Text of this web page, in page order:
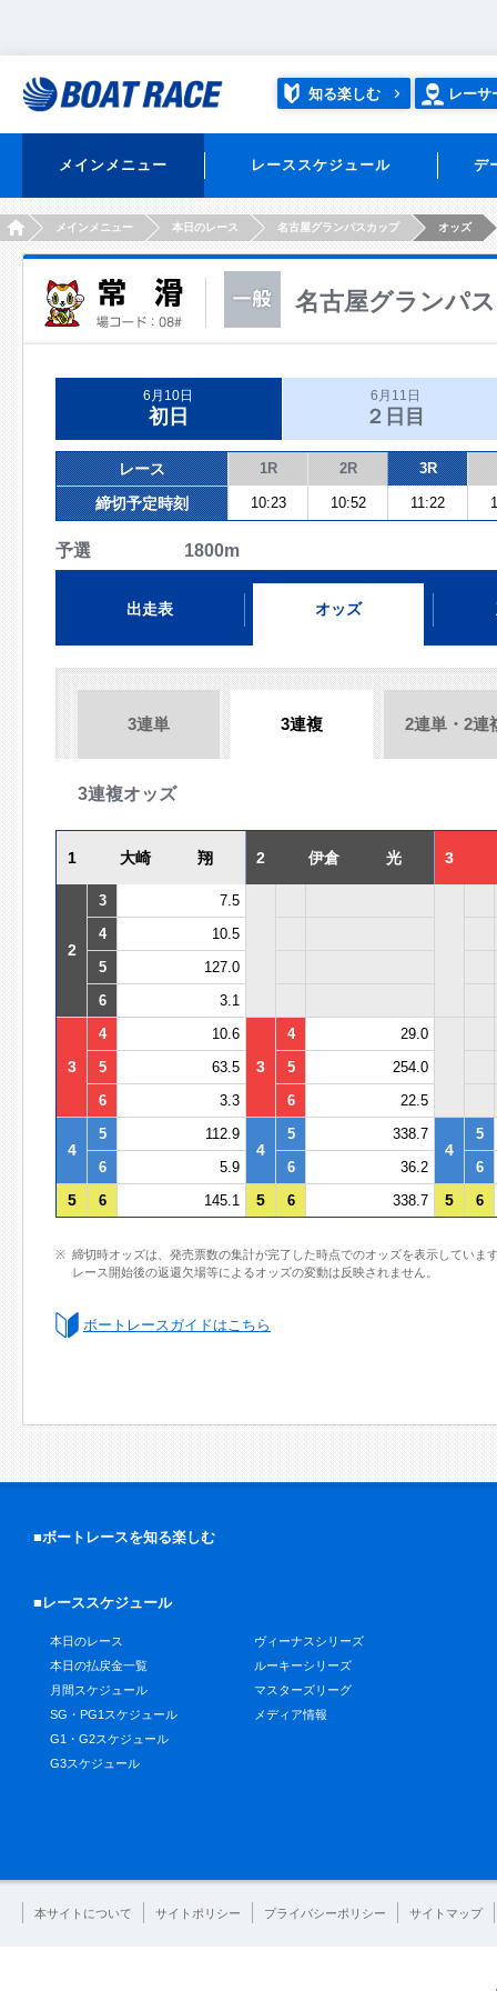
知る楽しむ レーサ
メインメニュー レーススケジュール デ
HOMEメインメニュー 本日のレース 名古屋グランパスカップ オッズ
名古屋グランパ
6月10日
初日
6月11日
２日目
レース 1R 2R 3R
締切予定時刻 10:23 10:52 11:22
予選 1800m
出走表 オッズ
3連単 3連複 2連単・2連
3連複オッズ
1 大崎 翔 2 伊倉 光 3
2
3
7.5
4
10.5
5
127.0
6
3.1
3
4 10.6
3
4
29.0
5
63.5 5
254.0
6
3.3 6 22.5
4
5 112.9
4
5 338.7
4
5
6
5.9 6 36.2 6
5 6 145.1 5 6 338.7 5 6
締切時オッズは、発売票数の集計が完了した時点でのオッズを表示していま
レース開始後の返還欠場等によるオッズの変動は反映されません。
ボートレースガイドはこちら
■ボートレースを知る楽しむ
■レーススケジュール
本日のレース
本日の払戻金一覧
月間スケジュール
SG・PG1スケジュール
G1・G2スケジュール
G3スケジュール
ヴィーナスシリーズ
ルーキーシリーズ
マスターズリーグ
メディア情報
本サイトについて サイトポリシー プライバシーポリシー サイトマップ